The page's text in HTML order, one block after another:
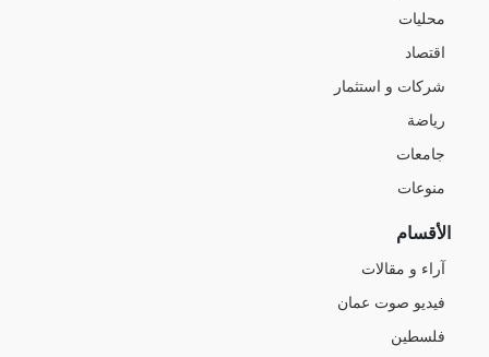
محليات
اقتصاد
شركات و استثمار
رياضة
جامعات
منوعات
الأقسام
آراء و مقالات
فيديو صوت عمان
فلسطين